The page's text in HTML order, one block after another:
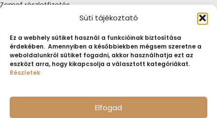
Süti tájékoztató
Ez a webhely sütiket használ a funkcióinak biztosítása
érdekében. Amennyiben a későbbiekben mégsem szeretne a
weboldalunkról sütiket fogadni, akkor használhatja ezt az
eszközt arra, hogy kikapcsolja a választott kategóriákat.
Részletek
Elfogad
Zemef részletfizetés
Adatkezelési tájékoztató
Tájékoztató sütik alkalmazásáról
Fogyasztóvédelmi tájékoztató
Jogi nyilatkozat
Impresszum